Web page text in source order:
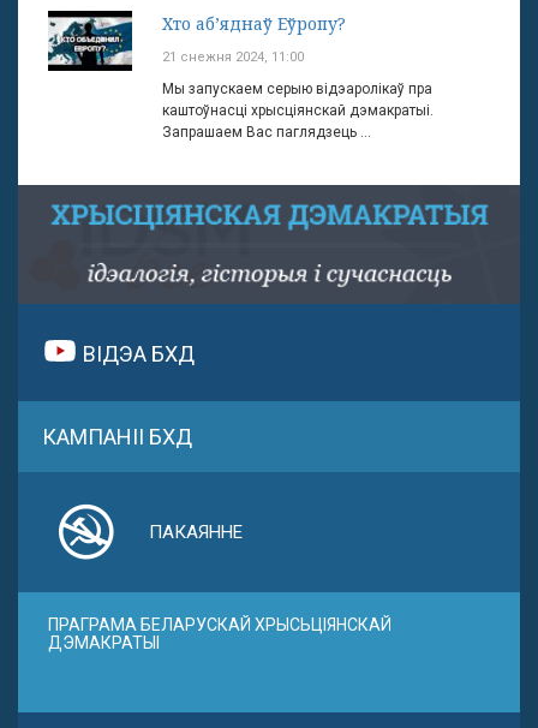
Хто аб’яднаў Еўропу?
21 снежня 2024, 11:00
Мы запускаем серыю відэаролікаў пра
каштоўнасці хрысціянскай дэмакратыі.
Запрашаем Вас паглядзець ...
ВІДЭА БХД
КАМПАНІІ БХД
ПАКАЯННЕ
ПРАГРАМА БЕЛАРУСКАЙ ХРЫСЬЦІЯНСКАЙ
ДЭМАКРАТЫІ